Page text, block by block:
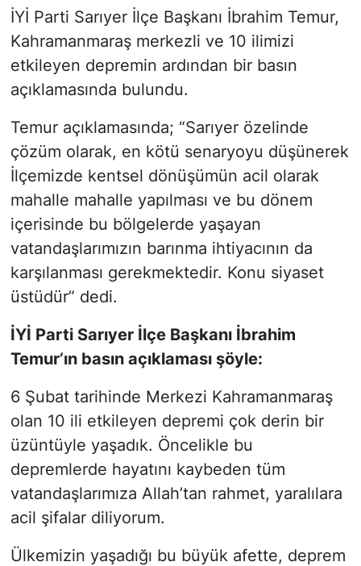
İYİ Parti Sarıyer İlçe Başkanı İbrahim Temur,
Kahramanmaraş merkezli ve 10 ilimizi
etkileyen depremin ardından bir basın
açıklamasında bulundu.
Temur açıklamasında; “Sarıyer özelinde
çözüm olarak, en kötü senaryoyu düşünerek
İlçemizde kentsel dönüşümün acil olarak
mahalle mahalle yapılması ve bu dönem
içerisinde bu bölgelerde yaşayan
vatandaşlarımızın barınma ihtiyacının da
karşılanması gerekmektedir. Konu siyaset
üstüdür” dedi.
İYİ Parti Sarıyer İlçe Başkanı İbrahim
Temur’ın basın açıklaması şöyle:
6 Şubat tarihinde Merkezi Kahramanmaraş
olan 10 ili etkileyen depremi çok derin bir
üzüntüyle yaşadık. Öncelikle bu
depremlerde hayatını kaybeden tüm
vatandaşlarımıza Allah’tan rahmet, yaralılara
acil şifalar diliyorum.
Ülkemizin yaşadığı bu büyük afette, deprem
SİYASET
SON DAKİKA HABERİ
SPOR
TEKNOLOJİ
TÜRKİYE VE DÜNYA GÜNDEMİ
VİDEO GALERİ
YAŞAM